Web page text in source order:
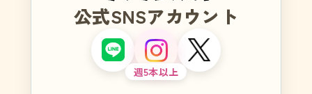
公式SNSアカウント
週5本以上